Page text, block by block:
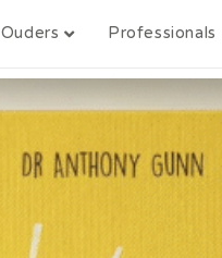
Ouders Professionals